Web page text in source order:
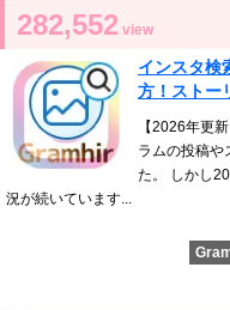
282,552 view
インスタ検
方！ストー
【2026年更
ラムの投稿や
た。 しかし
況が続いています...